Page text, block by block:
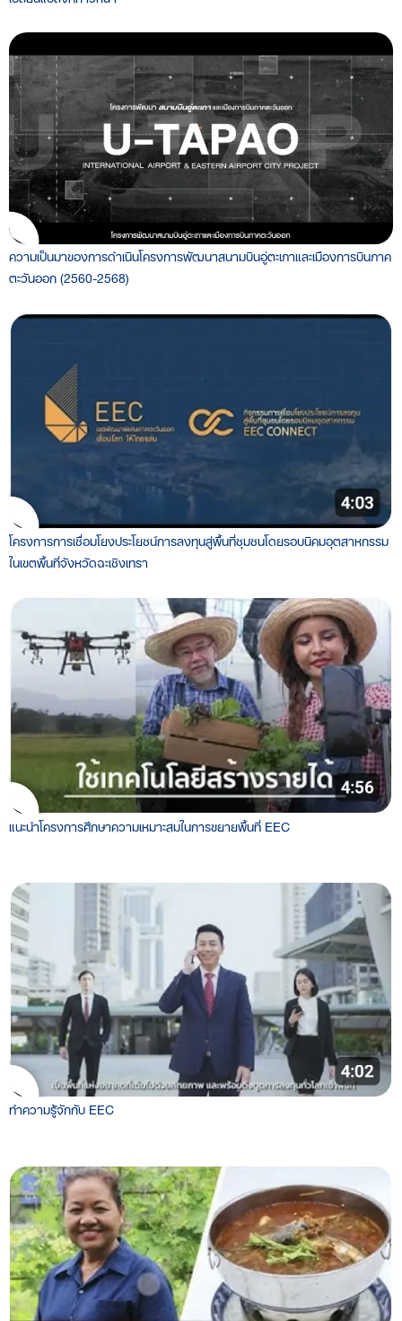
ความเป็นมาของการดำเนินโครงการพัฒนาสนามบินอู่ตะเภาและเมืองการบินภาค
ตะวันออก (2560-2568)
โครงการการเชื่อมโยงประโยชน์การลงทุนสู่พื้นที่ชุมชนโดยรอบนิคมอุตสาหกรรม
ในเขตพื้นที่จังหวัดฉะเชิงเทรา
แนะนำโครงการศึกษาความเหมาะสมในการขยายพื้นที่ EEC
ทำความรู้จักกับ EEC